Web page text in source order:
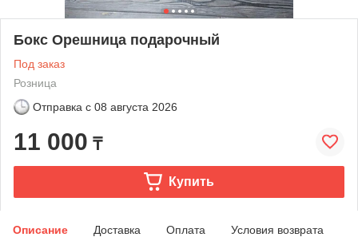
Бокс Орешница подарочный
Под заказ
Розница
Отправка с 08 августа 2026
11 000 ₸
Купить
Описание Доставка Оплата Условия возврата